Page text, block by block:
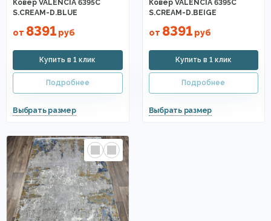
Ковер VALENCIA 6395C
S.CREAM-D.BLUE
от 8391 руб
Ковер VALENCIA 6395C
S.CREAM-D.BEIGE
от 8391руб